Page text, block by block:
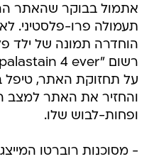
אתמול בבוקר שהאתר
תעמולה פרו-פלסטיני.
הוחדרה תמונה של ילד
על תחזוקת האתר, טיפל
והחזיר את האתר למצב
ופחות-לבוש שלו.
- מסוכנות רוברטו